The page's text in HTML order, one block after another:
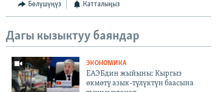
Бөлүшүңүз Катталыңыз
Дагы кызыктуу баяндар
ЭКОНОМИКА
ЕАЭБдин жыйыны: Кыргыз
өкмөтү азык-түлүктүн баасына